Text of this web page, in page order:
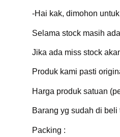
-Hai kak, dimohon
Selama stock masih
Jika ada miss stock
Produk kami pasti
Harga produk satuan
Barang yg sudah di
Packing :